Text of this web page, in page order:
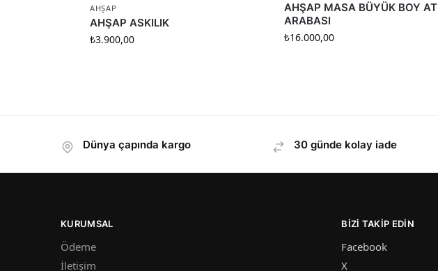
AHŞAP
AHŞAP ASKILIK
₺3.900,00
AHŞAP MASA BÜYÜK BOY AT
ARABASI
₺16.000,00
Dünya çapında kargo 30 günde kolay iade
KURUMSAL
Ödeme
İletişim
BIZI TAKIP EDIN
Facebook
X